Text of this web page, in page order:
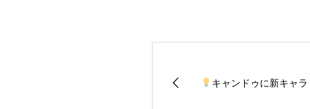
キャンドゥに新キャラ